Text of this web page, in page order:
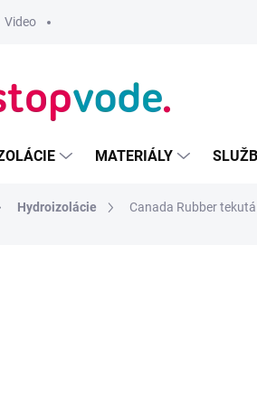
Video
MATERIÁLY
Hydroizolácie Canada Rubber